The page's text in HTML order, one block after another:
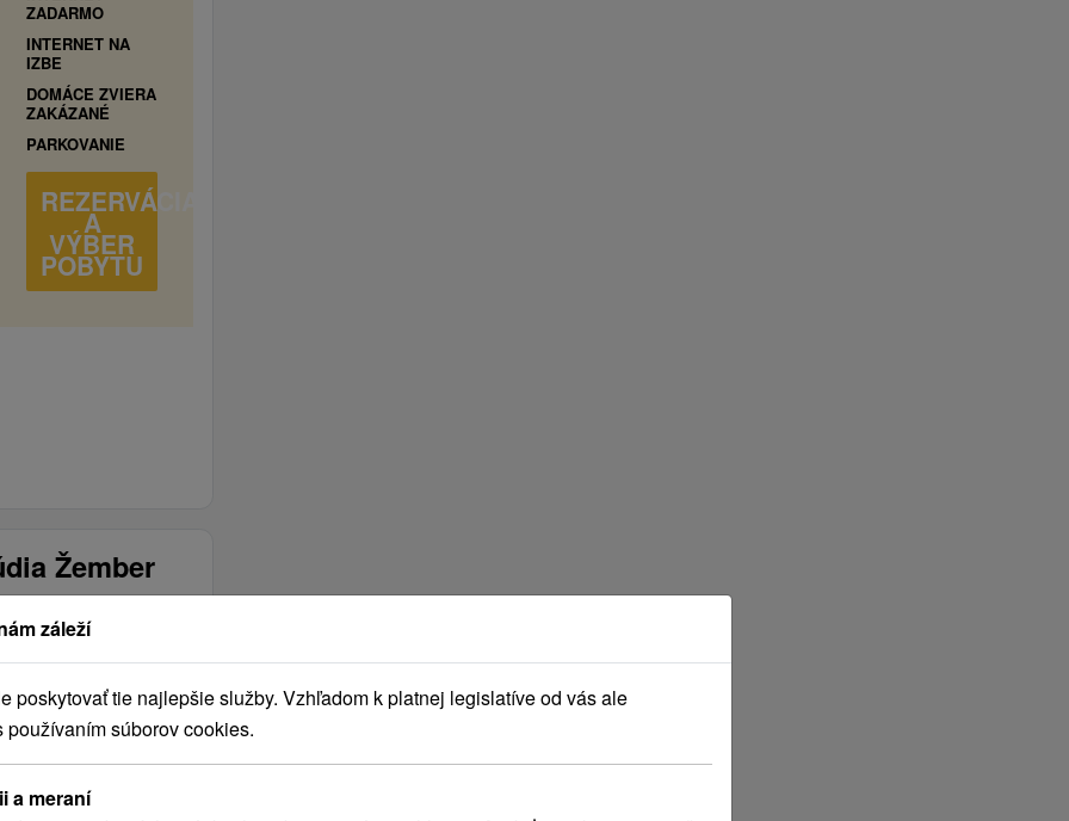
ZADARMO
INTERNET NA
IZBE
DOMÁCE ZVIERA
ZAKÁZANÉ
PARKOVANIE
REZERVÁCIA
A
VÝBER
POBYTU
Žember
BÝVA MAJITEĽ V
OBJEKTE?
NIE, počas pobytu sa
ÁNO, objekt je
záleží
poskytovať tie najlepšie služby. Vzhľadom k platnej legislatíve od vás ale
súborov cookies.
a meraní